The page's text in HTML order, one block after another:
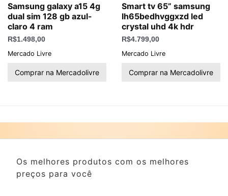
Samsung galaxy a15 4g
dual sim 128 gb azul-
claro 4 ram
R$1.498,00
Mercado Livre
Comprar na Mercadolivre
Smart tv 65” samsung
lh65bedhvggxzd led
crystal uhd 4k hdr
R$4.799,00
Mercado Livre
Comprar na Mercadolivre
Os melhores produtos com os melhores
preços para você